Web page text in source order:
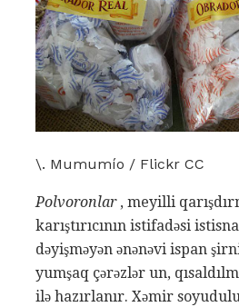
\. Mumumío / Flickr CC
Polvoronlar, meyilli
karıştırıcının istifadəsi
dəyişməyən ənənəvi ispan
yumşaq çərəzlər un,
ilə hazırlanır. Xəmir